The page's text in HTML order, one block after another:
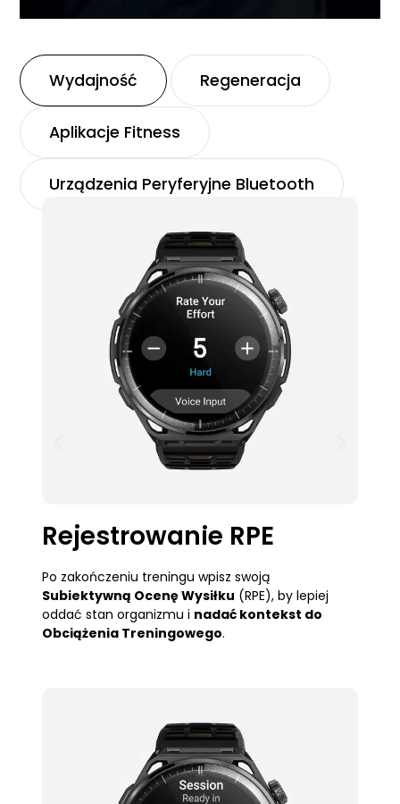
Wydajność Regeneracja
Aplikacje Fitness
Urządzenia Peryferyjne Bluetooth
Rejestrowanie RPE
Po zakończeniu treningu wpisz swoją
Subiektywną Ocenę Wysiłku (RPE), by lepiej
oddać stan organizmu i nadać kontekst do
Obciążenia Treningowego.